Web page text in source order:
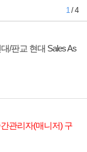
1/ 4
/판교 현대 Sales As
관리자(매니저) 구